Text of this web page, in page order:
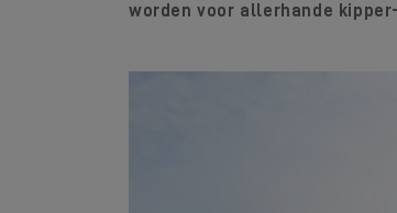
worden voor allerhande